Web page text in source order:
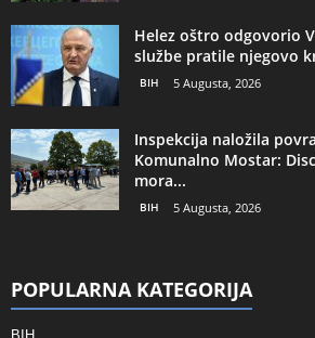
Helez oštro odgovorio
službe pratile njegovo
BIH 5 Augusta, 2026
Inspekcija naložila
Komunalno Mostar:
mora...
BIH 5 Augusta, 2026
POPULARNA KATEGORIJA